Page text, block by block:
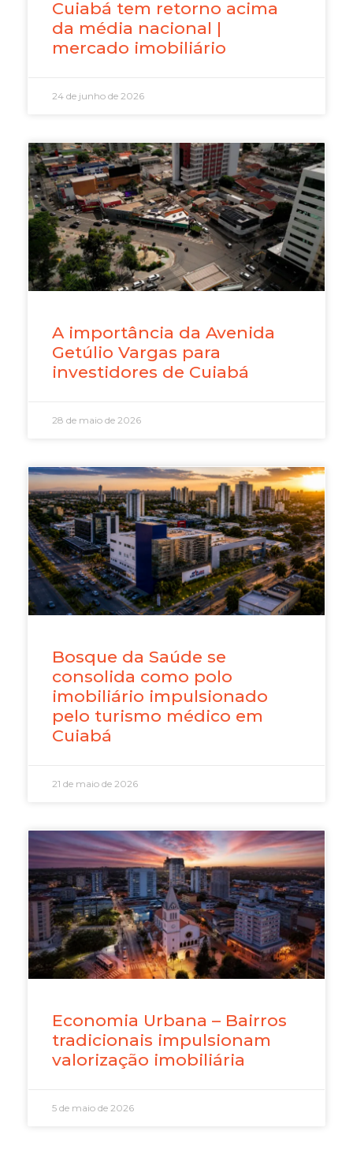
Cuiabá tem retorno acima
da média nacional |
mercado imobiliário
24 de junho de 2026
A importância da Avenida
Getúlio Vargas para
investidores de Cuiabá
28 de maio de 2026
Bosque da Saúde se
consolida como polo
imobiliário impulsionado
pelo turismo médico em
Cuiabá
21 de maio de 2026
Economia Urbana – Bairros
tradicionais impulsionam
valorização imobiliária
5 de maio de 2026